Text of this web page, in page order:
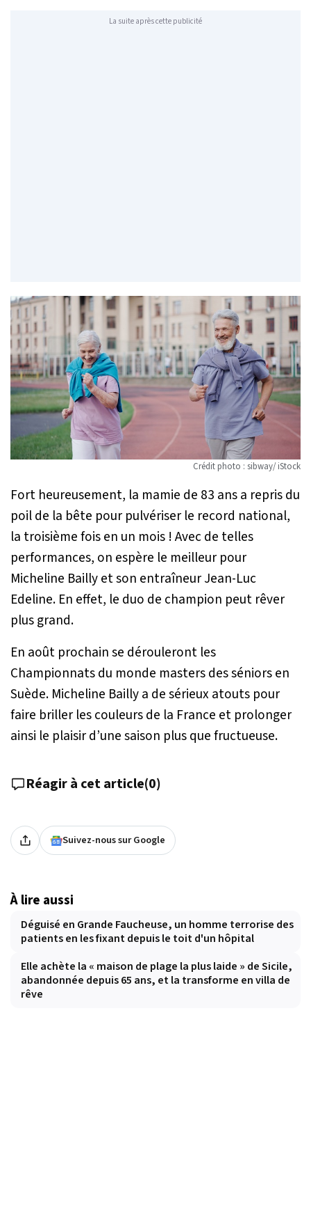
La suite après cette publicité
Crédit photo : sibway/ iStock
Fort heureusement, la mamie de 83 ans a repris du
poil de la bête pour pulvériser le record national,
la troisième fois en un mois ! Avec de telles
performances, on espère le meilleur pour
Micheline Bailly et son entraîneur Jean-Luc
Edeline. En effet, le duo de champion peut rêver
plus grand.
En août prochain se dérouleront les
Championnats du monde masters des séniors en
Suède. Micheline Bailly a de sérieux atouts pour
faire briller les couleurs de la France et prolonger
ainsi le plaisir d’une saison plus que fructueuse.
Réagir à cet article(0)
Suivez-nous sur Google
À lire aussi
Déguisé en Grande Faucheuse, un homme terrorise des
patients en les fixant depuis le toit d'un hôpital
Elle achète la « maison de plage la plus laide » de Sicile,
abandonnée depuis 65 ans, et la transforme en villa de
rêve